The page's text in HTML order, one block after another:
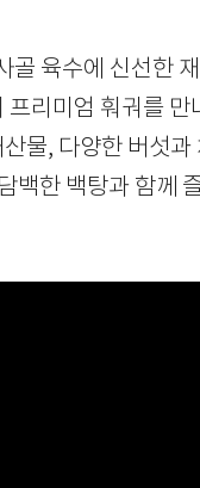
골 육수에 신선한
프리미엄 훠궈를 만
물, 다양한 버섯과
백한 백탕과 함께